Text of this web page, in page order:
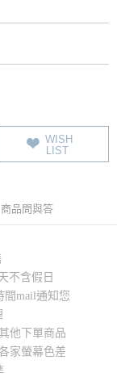
WISH
LIST
商品問與答
不含假日
間mail通知您
他下單商品
家螢幕色差